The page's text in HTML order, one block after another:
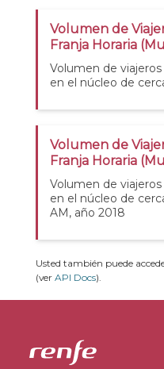
Volumen de
Franja Horaria
Volumen de
en el núcleo de
Volumen de
Franja Horaria
Volumen de
en el núcleo de
AM, año 2018
Usted también puede
(ver API Docs).